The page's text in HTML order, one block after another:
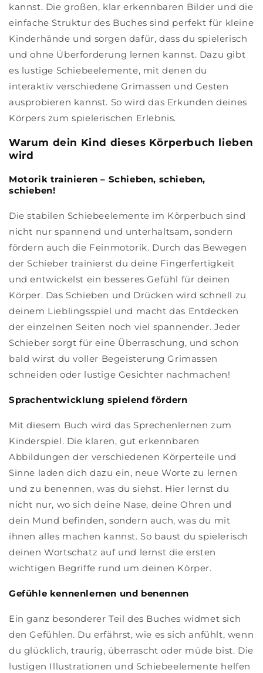
kannst. Die großen, klar erkennbaren Bilder und die
einfache Struktur des Buches sind perfekt für kleine
Kinderhände und sorgen dafür, dass du spielerisch
und ohne Überforderung lernen kannst. Dazu gibt
es lustige Schiebeelemente, mit denen du
interaktiv verschiedene Grimassen und Gesten
ausprobieren kannst. So wird das Erkunden deines
Körpers zum spielerischen Erlebnis.
Warum dein Kind dieses Körperbuch lieben
wird
Motorik trainieren – Schieben, schieben,
schieben!
Die stabilen Schiebeelemente im Körperbuch sind
nicht nur spannend und unterhaltsam, sondern
fördern auch die Feinmotorik. Durch das Bewegen
der Schieber trainierst du deine Fingerfertigkeit
und entwickelst ein besseres Gefühl für deinen
Körper. Das Schieben und Drücken wird schnell zu
deinem Lieblingsspiel und macht das Entdecken
der einzelnen Seiten noch viel spannender. Jeder
Schieber sorgt für eine Überraschung, und schon
bald wirst du voller Begeisterung Grimassen
schneiden oder lustige Gesichter nachmachen!
Sprachentwicklung spielend fördern
Mit diesem Buch wird das Sprechenlernen zum
Kinderspiel. Die klaren, gut erkennbaren
Abbildungen der verschiedenen Körperteile und
Sinne laden dich dazu ein, neue Worte zu lernen
und zu benennen, was du siehst. Hier lernst du
nicht nur, wo sich deine Nase, deine Ohren und
dein Mund befinden, sondern auch, was du mit
ihnen alles machen kannst. So baust du spielerisch
deinen Wortschatz auf und lernst die ersten
wichtigen Begriffe rund um deinen Körper.
Gefühle kennenlernen und benennen
Ein ganz besonderer Teil des Buches widmet sich
den Gefühlen. Du erfährst, wie es sich anfühlt, wenn
du glücklich, traurig, überrascht oder müde bist. Die
lustigen Illustrationen und Schiebeelemente helfen